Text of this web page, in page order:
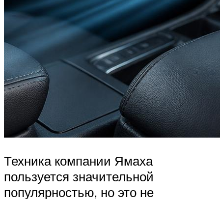
Техника компании Ямаха
пользуется значительной
популярностью, но это не